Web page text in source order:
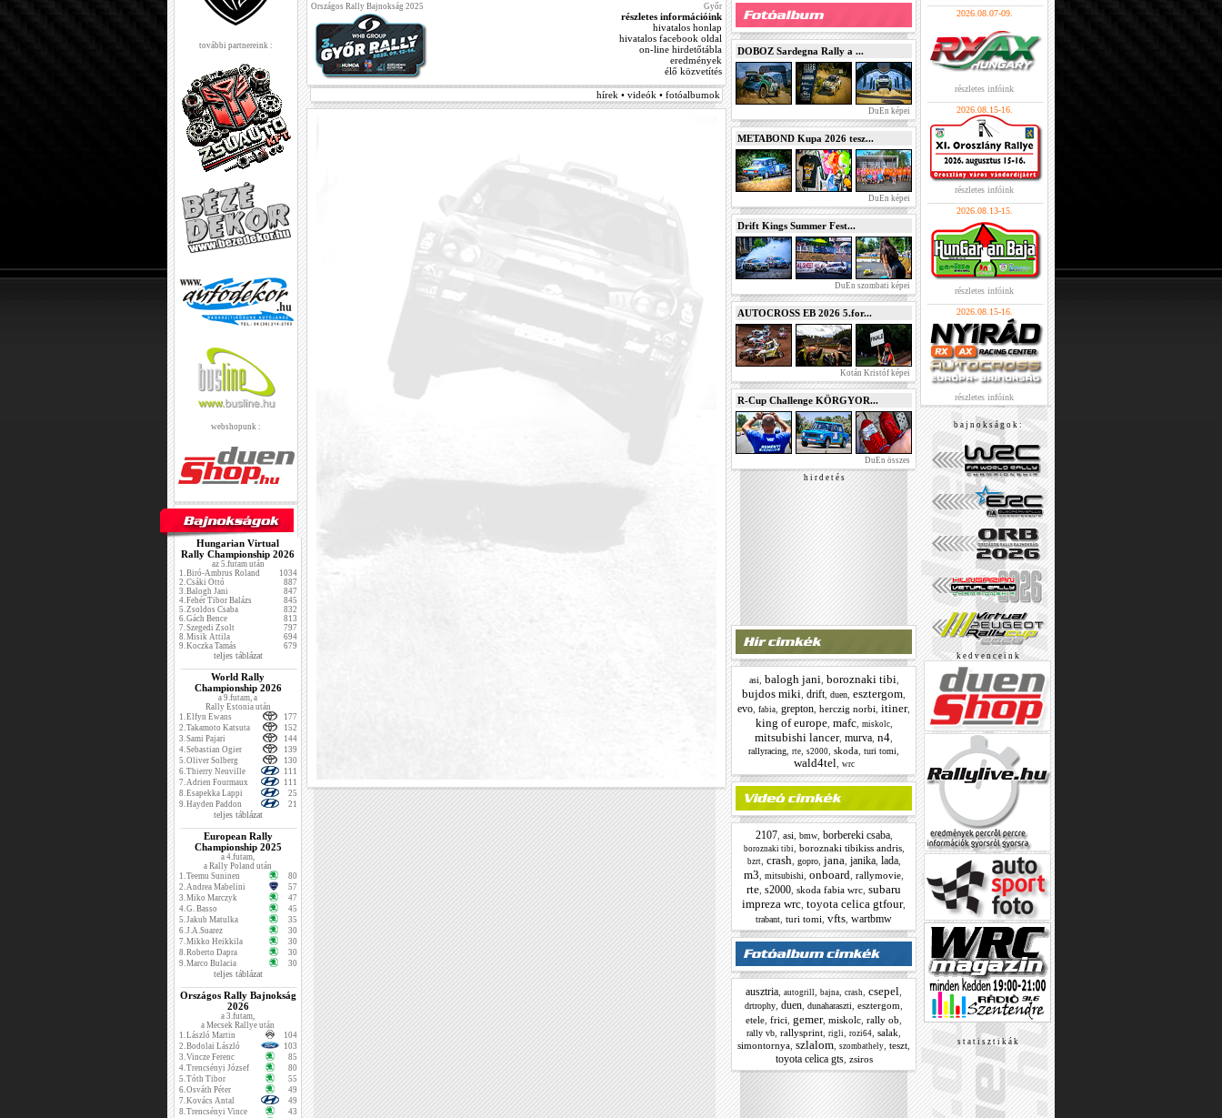
további partnereink :
webshopunk :
Hungarian Virtual
Rally Championship 2026
az 5.futam után
1.Biró-Ambrus Roland
1034
2.Csáki Ottó
887
3.Balogh Jani
847
4.Fehér Tibor Balázs
845
5.Zsoldos Csaba
832
6.Gách Bence
813
7.Szegedi Zsolt
797
8.Misik Attila
694
9.Koczka Tamás 679
teljes táblázat
World Rally
Championship 2026
a 9.futam, a
Rally Estonia után
1.Elfyn Ewans
177
2.Takamoto Katsuta
152
3.Sami Pajari
144
4.Sebastian Ogier
139
5.Oliver Solberg
130
6.Thierry Neuville
111
7.Adrien Fourmaux
111
8.Esapekka Lappi
25
9.Hayden Paddon 21
teljes táblázat
European Rally
Championship 2025
a 4.futam,
a Rally Poland után
1.Teemu Suninen
80
2.Andrea Mabelini
57
3.Miko Marczyk
47
4.G. Basso
45
5.Jakub Matulka
35
6.J.A.Suarez
30
7.Mikko Heikkila
30
8.Roberto Dapra
30
9.Marco Bulacia 30
teljes táblázat
Országos Rally Bajnokság
2026
a 3.futam,
a Mecsek Rallye után
1.László Martin
104
2.Bodolai László
103
3.Vincze Ferenc
85
4.Trencsényi József
80
5.Tóth Tibor
55
6.Osváth Péter
49
7.Kovács Antal
49
8.Trencsényi Vince
43
Országos Rally Bajnokság 2025 Győr
részletes információink
hivatalos honlap
hivatalos facebook oldal
on-line hirdetőtábla
eredmények
élő közvetítés
hírek • videók • fotóalbumok
DOBOZ Sardegna Rally a ...
DuEn képei
METABOND Kupa 2026 tesz...
DuEn képei
Drift Kings Summer Fest...
DuEn szombati képei
AUTOCROSS EB 2026 5.for...
Kotán Kristóf képei
R-Cup Challenge KÖRGYOR...
DuEn összes
h i r d e t é s
asi balogh jani boroznaki tibi
bujdos miki drift duen esztergom
evo fabia grepton herczig norbi itiner,
king of europe, mafc, miskolc,
mitsubishi lancer, murva n4
rallyracing rte s2000 skoda turi tomi
wald4tel wrc
2107, asi bmw, borbereki csaba,
boroznaki tibi boroznaki tibikiss andris,
bzrt, crash gopro, jana janika, lada,
m3 mitsubishi onboard rallymovie
rte s2000 skoda fabia wrc subaru
impreza wrc toyota celica gtfour,
trabant turi tomi vfts wartbmw
ausztria autogrill bajna crash csepel
drtrophy duen dunaharaszti esztergom
etele frici gemer, miskolc rally ob
rally vb rallysprint rigli rozi64 salak
simontornya szlalom szombathely teszt
toyota celica gts, zsiros
2026.08.07-09.
részletes infóink
2026.08.15-16.
részletes infóink
2026.08.13-15.
részletes infóink
2026.08.15-16.
részletes infóink
b a j n o k s á g o k :
k e d v e n c e i n k
s t a t i s z t i k á k